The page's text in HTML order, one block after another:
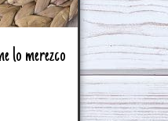
lo merezco